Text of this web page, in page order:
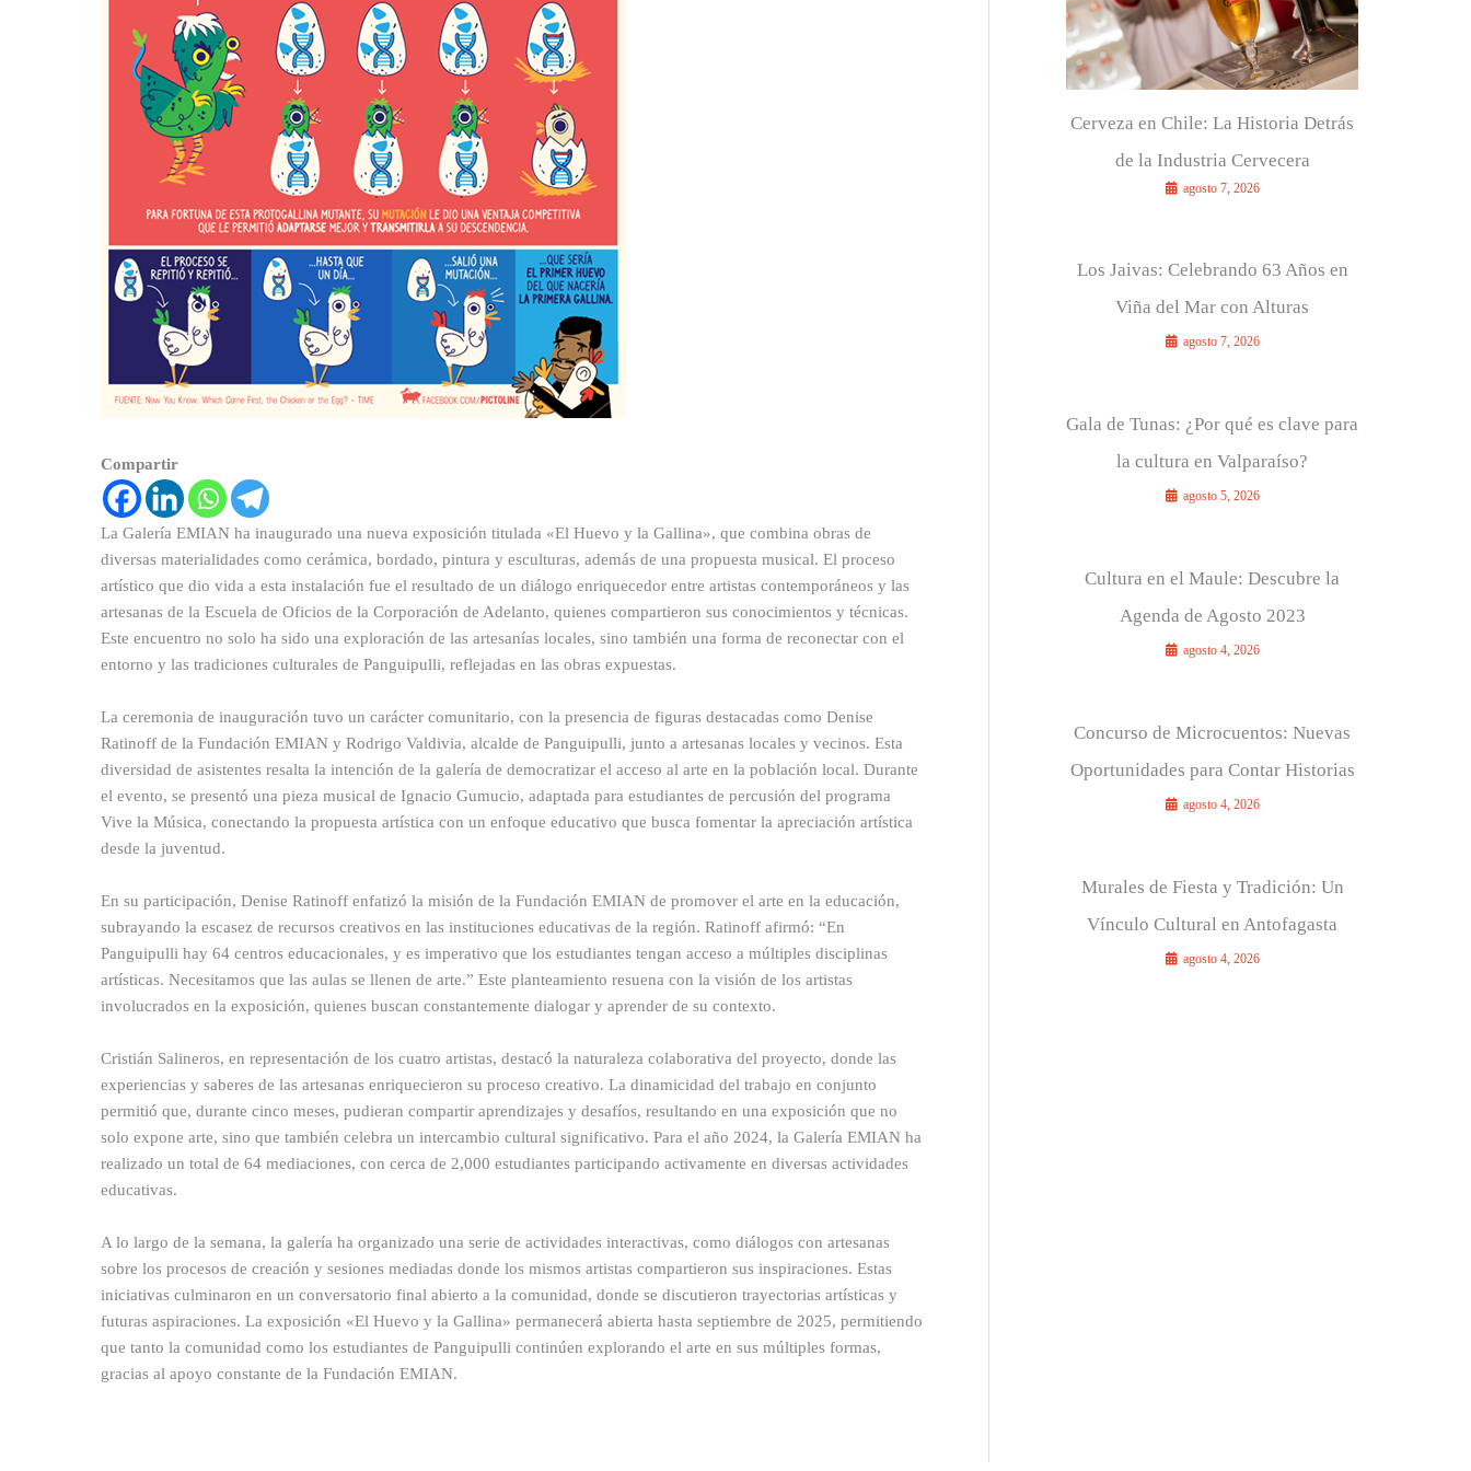
Compartir
La Galería EMIAN ha inaugurado una nueva exposición titulada «El Huevo y la Gallina», que combina obras de
diversas materialidades como cerámica, bordado, pintura y esculturas, además de una propuesta musical. El proceso
artístico que dio vida a esta instalación fue el resultado de un diálogo enriquecedor entre artistas contemporáneos y las
artesanas de la Escuela de Oficios de la Corporación de Adelanto, quienes compartieron sus conocimientos y técnicas.
Este encuentro no solo ha sido una exploración de las artesanías locales, sino también una forma de reconectar con el
entorno y las tradiciones culturales de Panguipulli, reflejadas en las obras expuestas.
La ceremonia de inauguración tuvo un carácter comunitario, con la presencia de figuras destacadas como Denise
Ratinoff de la Fundación EMIAN y Rodrigo Valdivia, alcalde de Panguipulli, junto a artesanas locales y vecinos. Esta
diversidad de asistentes resalta la intención de la galería de democratizar el acceso al arte en la población local. Durante
el evento, se presentó una pieza musical de Ignacio Gumucio, adaptada para estudiantes de percusión del programa
Vive la Música, conectando la propuesta artística con un enfoque educativo que busca fomentar la apreciación artística
desde la juventud.
En su participación, Denise Ratinoff enfatizó la misión de la Fundación EMIAN de promover el arte en la educación,
subrayando la escasez de recursos creativos en las instituciones educativas de la región. Ratinoff afirmó: “En
Panguipulli hay 64 centros educacionales, y es imperativo que los estudiantes tengan acceso a múltiples disciplinas
artísticas. Necesitamos que las aulas se llenen de arte.” Este planteamiento resuena con la visión de los artistas
involucrados en la exposición, quienes buscan constantemente dialogar y aprender de su contexto.
Cristián Salineros, en representación de los cuatro artistas, destacó la naturaleza colaborativa del proyecto, donde las
experiencias y saberes de las artesanas enriquecieron su proceso creativo. La dinamicidad del trabajo en conjunto
permitió que, durante cinco meses, pudieran compartir aprendizajes y desafíos, resultando en una exposición que no
solo expone arte, sino que también celebra un intercambio cultural significativo. Para el año 2024, la Galería EMIAN ha
realizado un total de 64 mediaciones, con cerca de 2,000 estudiantes participando activamente en diversas actividades
educativas.
A lo largo de la semana, la galería ha organizado una serie de actividades interactivas, como diálogos con artesanas
sobre los procesos de creación y sesiones mediadas donde los mismos artistas compartieron sus inspiraciones. Estas
iniciativas culminaron en un conversatorio final abierto a la comunidad, donde se discutieron trayectorias artísticas y
futuras aspiraciones. La exposición «El Huevo y la Gallina» permanecerá abierta hasta septiembre de 2025, permitiendo
que tanto la comunidad como los estudiantes de Panguipulli continúen explorando el arte en sus múltiples formas,
gracias al apoyo constante de la Fundación EMIAN.
Cerveza en Chile: La Historia Detrás
de la Industria Cervecera
agosto 7, 2026
Los Jaivas: Celebrando 63 Años en
Viña del Mar con Alturas
agosto 7, 2026
Gala de Tunas: ¿Por qué es clave para
la cultura en Valparaíso?
agosto 5, 2026
Cultura en el Maule: Descubre la
Agenda de Agosto 2023
agosto 4, 2026
Concurso de Microcuentos: Nuevas
Oportunidades para Contar Historias
agosto 4, 2026
Murales de Fiesta y Tradición: Un
Vínculo Cultural en Antofagasta
agosto 4, 2026